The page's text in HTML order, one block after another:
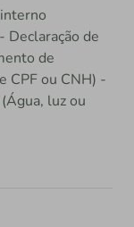
de
de
CPF ou CNH) -
luz ou